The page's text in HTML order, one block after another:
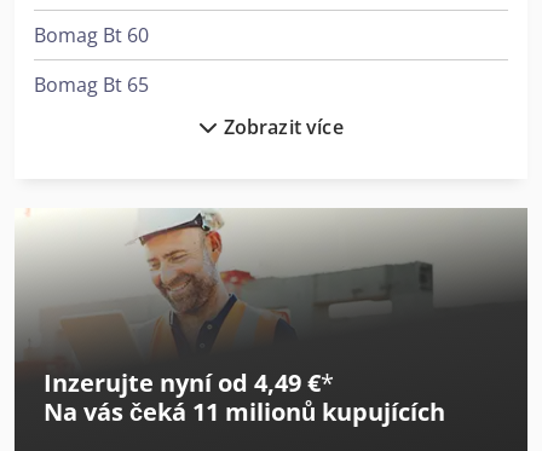
Bomag Bt 60
Bomag Bt 65
Bomar Ergonomic 320.258 Dgh
Bomar Ergonomic 340.278 Dg
Bomar Ergonomic 340.278 Dgh
Bomar Individual 520.360 Dgh
Bomar Individual 620.460 Dgh
Zobrazit více
Inzerujte nyní od 4,49 €*
Na vás čeká 11 milionů kupujících